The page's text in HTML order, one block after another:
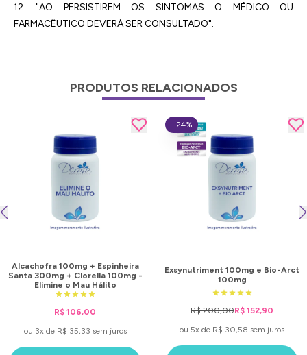
12. "AO PERSISTIREM OS SINTOMAS O MÉDICO OU
FARMACÊUTICO DEVERÁ SER CONSULTADO".
PRODUTOS RELACIONADOS
Alcachofra 100mg + Espinheira
Santa 300mg + Clorella 100mg -
Elimine o Mau Hálito
R$ 106,00
ou 3x de R$ 35,33 sem juros
Exsynutriment 100mg e Bio-Arct
100mg
R$ 200,00R$ 152,90
ou 5x de R$ 30,58 sem juros
- 24%